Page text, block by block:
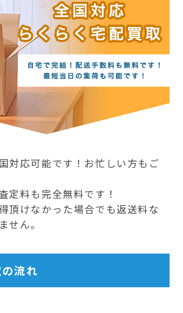
対応可能です！お忙しい方もご
定料も完全無料です！
頂けなかった場合でも返送料な
せん。
流れ